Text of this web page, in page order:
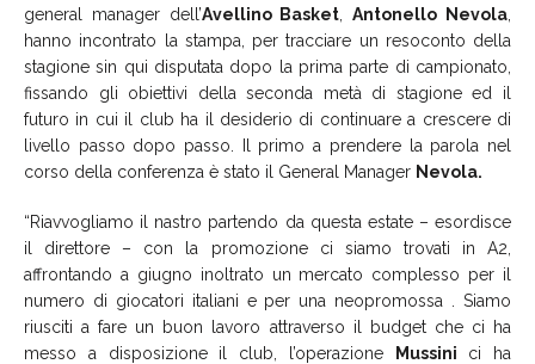
general manager dell’Avellino Basket ,Antonello Nevola
hanno incontrato la stampa, per tracciare un resoconto della
stagione sin qui disputata dopo la prima parte di campionato,
fissando gli obiettivi della seconda metà di stagione ed il
futuro in cui il club ha il desiderio di continuare a crescere di
livello passo dopo passo. Il primo a prendere la parola nel
corso della conferenza è stato il General Manager Nevola.
“Riavvogliamo il nastro partendo da questa estate – esordisce
il direttore – con la promozione ci siamo trovati in A2,
affrontando a giugno inoltrato un mercato complesso per il
numero di giocatori italiani e per una neopromossa . Siamo
riusciti a fare un buon lavoro attraverso il budget che ci ha
messo a disposizione il club, l’operazione Mussini ci ha